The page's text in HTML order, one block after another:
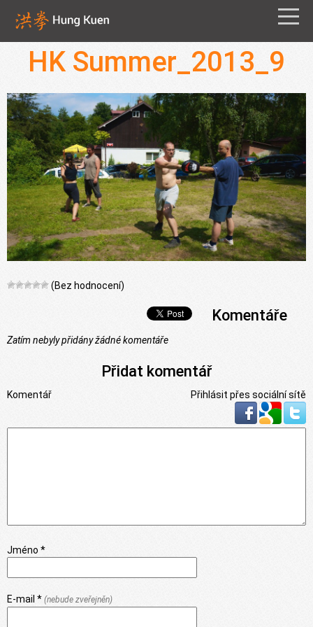
HK Summer_2013_9
(Bez hodnocení)
Komentáře
Zatím nebyly přidány žádné komentáře
Přidat komentář
Přihlásit přes sociální sítě
Komentář
Jméno *
E-mail * (nebude zveřejněn)